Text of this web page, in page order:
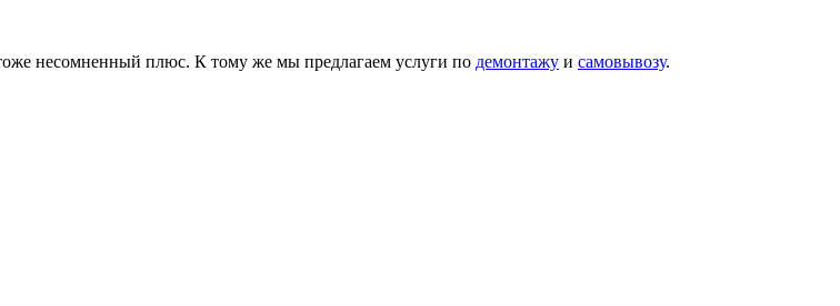
несомненный плюс. К тому же мы предлагаем услуги по демонтажу и самовывозу.